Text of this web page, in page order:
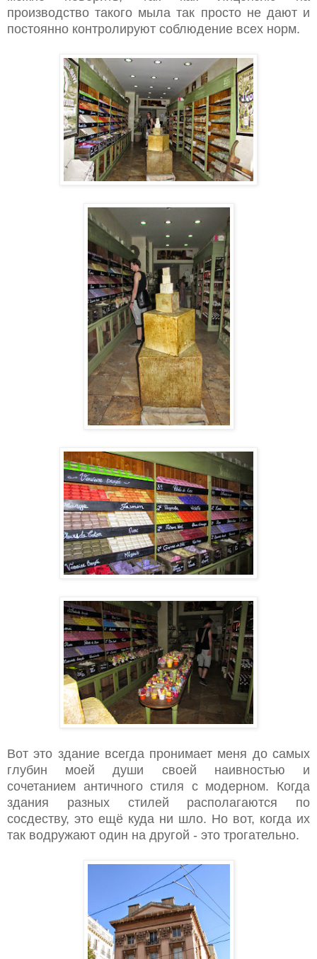
производство такого мыла так просто не дают и
постоянно контролируют соблюдение всех норм.
Вот это здание всегда пронимает меня до самых
глубин моей души своей наивностью и
сочетанием античного стиля с модерном. Когда
здания разных стилей располагаются по
сосдеству, это ещё куда ни шло. Но вот, когда их
так водружают один на другой - это трогательно.